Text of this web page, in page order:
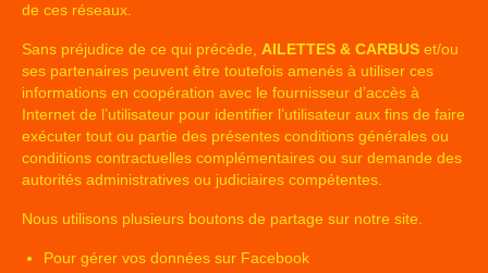
de ces réseaux.
Sans préjudice de ce qui précède, AILETTES & CARBUS et/ou
ses partenaires peuvent être toutefois amenés à utiliser ces
informations en coopération avec le fournisseur d’accès à
Internet de l’utilisateur pour identifier l’utilisateur aux fins de faire
exécuter tout ou partie des présentes conditions générales ou
conditions contractuelles complémentaires ou sur demande des
autorités administratives ou judiciaires compétentes.
Nous utilisons plusieurs boutons de partage sur notre site.
Pour gérer vos données sur Facebook